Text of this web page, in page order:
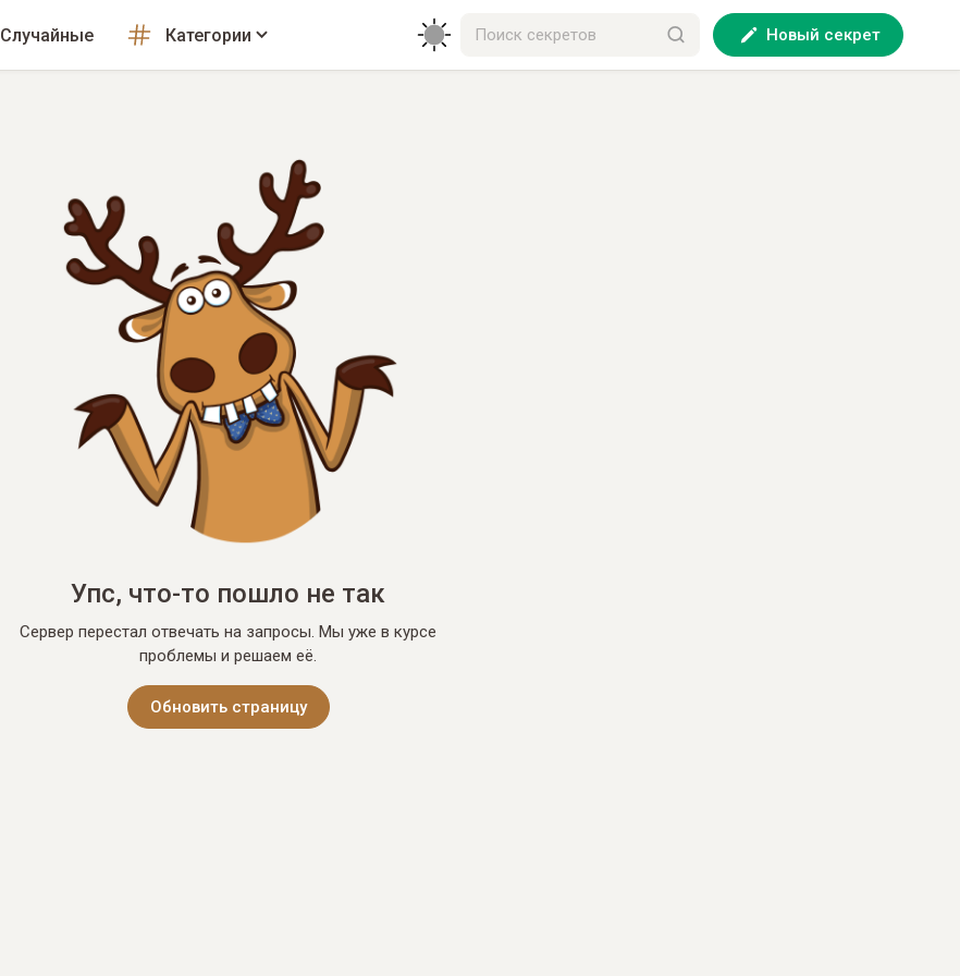
Случайные Категории Новый секрет
Упс, что-то пошло не так
Сервер перестал отвечать на запросы. Мы уже в курсе
проблемы и решаем её.
Обновить страницу